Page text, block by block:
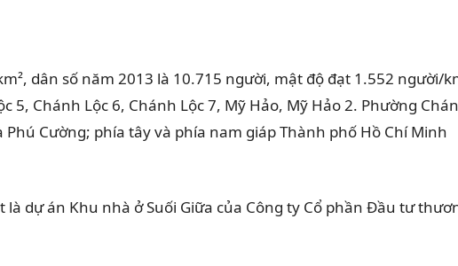
dân số năm 2013 là 10.715 người, mật độ đạt 1.552 người/
5, Chánh Lộc 6, Chánh Lộc 7, Mỹ Hảo, Mỹ Hảo 2. Phường
Cường; phía tây và phía nam giáp Thành phố Hồ Chí Minh
dự án Khu nhà ở Suối Giữa của Công ty Cổ phần Đầu tư